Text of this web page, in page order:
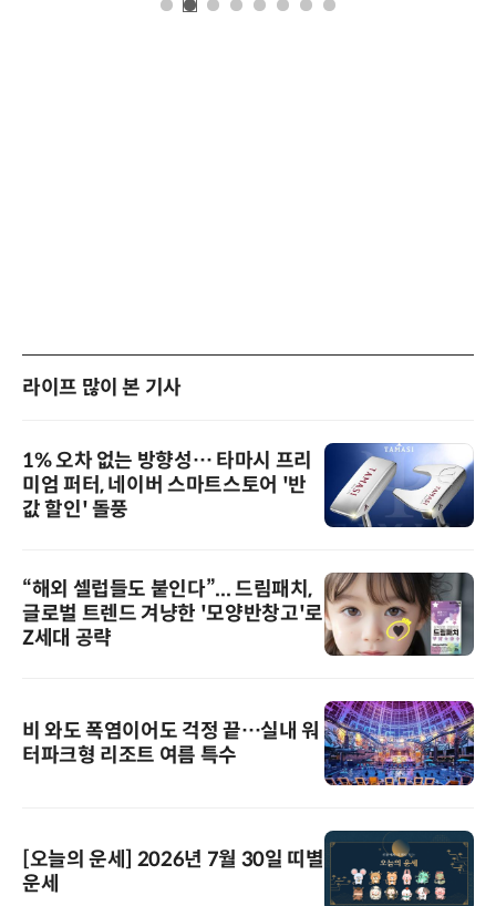
라이프 많이 본 기사
1% 오차 없는 방향성… 타마시 프리
미엄 퍼터, 네이버 스마트스토어 '반
값 할인' 돌풍
“해외 셀럽들도 붙인다”... 드림패치,
글로벌 트렌드 겨냥한 '모양반창고'로
Z세대 공략
비 와도 폭염이어도 걱정 끝…실내 워
터파크형 리조트 여름 특수
[오늘의 운세] 2026년 7월 30일 띠별
운세